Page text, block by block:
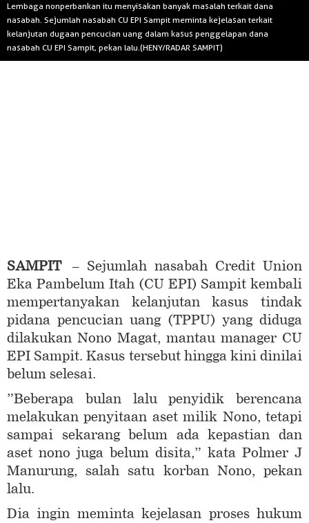
Lembaga nonperbankan itu menyisakan banyak masalah terkait dana
nasabah. Sejumlah nasabah CU EPI Sampit meminta kejelasan terkait
kelanjutan dugaan pencucian uang dalam kasus penggelapan dana
nasabah CU EPI Sampit, pekan lalu.(HENY/RADAR SAMPIT)
SAMPIT– Sejumlah nasabah Credit Union
Eka Pambelum Itah (CU EPI) Sampit kembali
mempertanyakan kelanjutan kasus tindak
pidana pencucian uang (TPPU) yang diduga
dilakukan Nono Magat, mantau manager CU
EPI Sampit. Kasus tersebut hingga kini dinilai
belum selesai.
”Beberapa bulan lalu penyidik berencana
melakukan penyitaan aset milik Nono, tetapi
sampai sekarang belum ada kepastian dan
aset nono juga belum disita,” kata Polmer J
Manurung, salah satu korban Nono, pekan
lalu.
Dia ingin meminta kejelasan proses hukum